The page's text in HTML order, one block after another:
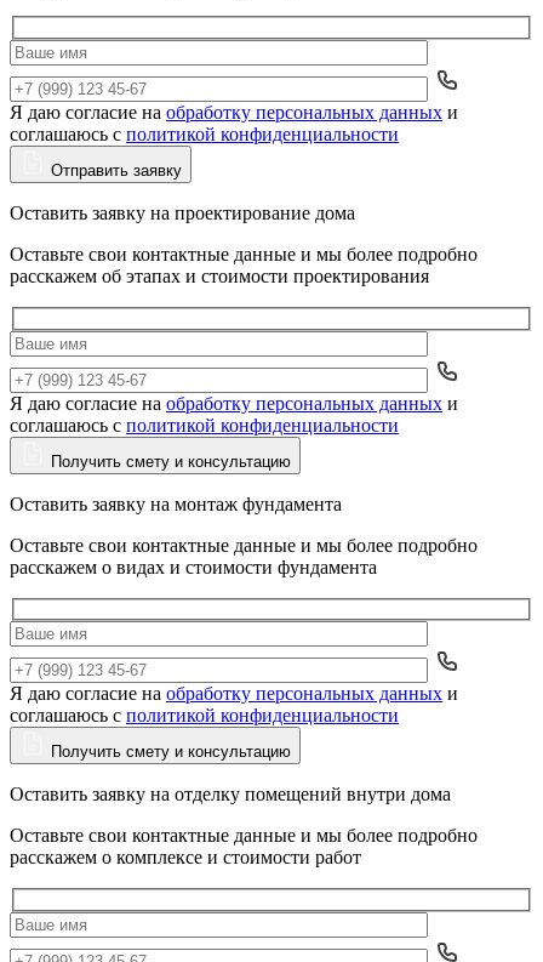
Да
Я даю согласие на обработку персональных данных и
соглашаюсь с политикой конфиденциальности
Отправить заявку
Оставить заявку на проектирование дома
Оставьте свои контактные данные и мы более подробно
расскажем об этапах и стоимости проектирования
Да
Я даю согласие на обработку персональных данных и
соглашаюсь с политикой конфиденциальности
Получить смету и консультацию
Оставить заявку на монтаж фундамента
Оставьте свои контактные данные и мы более подробно
расскажем о видах и стоимости фундамента
Да
Я даю согласие на обработку персональных данных и
соглашаюсь с политикой конфиденциальности
Получить смету и консультацию
Оставить заявку на отделку помещений внутри дома
Оставьте свои контактные данные и мы более подробно
расскажем о комплексе и стоимости работ